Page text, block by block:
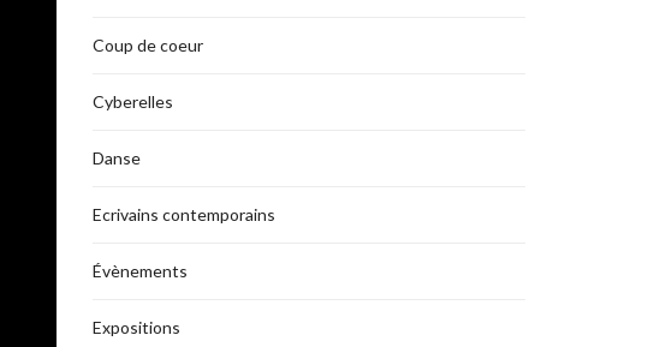
Coup de coeur
Cyberelles
Danse
Ecrivains contemporains
Évènements
Expositions